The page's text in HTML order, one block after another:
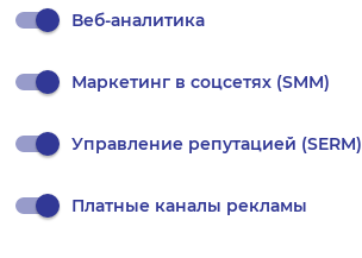
Веб-аналитика
Маркетинг в соцсетях (SMM)
Управление репутацией (SERM)
Платные каналы рекламы